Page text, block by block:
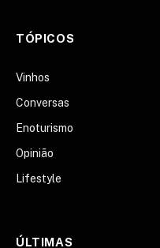
TÓPICOS
Vinhos
Conversas
Enoturismo
Opinião
Lifestyle
ÚLTIMAS